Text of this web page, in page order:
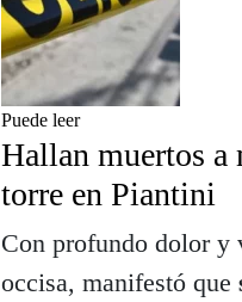
Puede leer
Hallan muertos a
torre en Piantini
Con profundo dolor y
occisa, manifestó que